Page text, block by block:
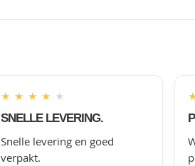
★ ★ ★ ★ ★
SNELLE LEVERING.
Snelle levering en goed
verpakt.